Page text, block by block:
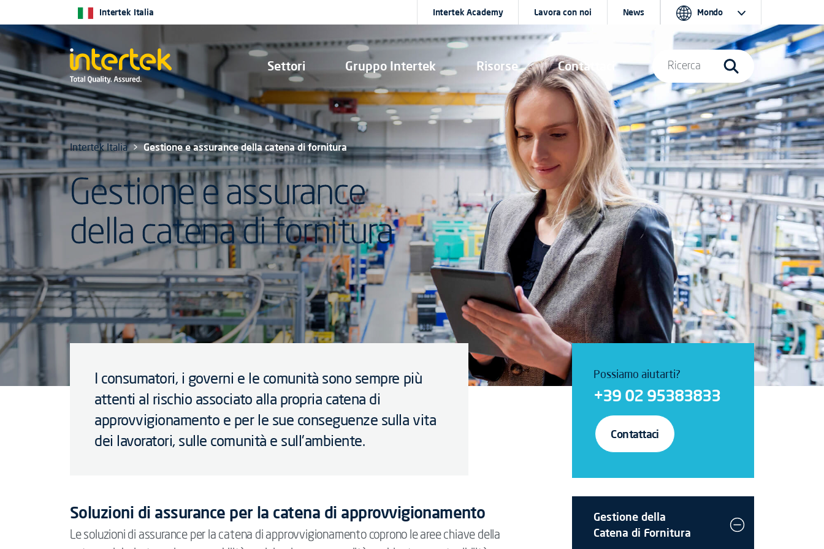
Settori Gruppo Intertek Risorse Contattaci
Intertek Italia Intertek Academy Lavora con noi News Mondo
Ricerca
Intertek Italia Gestione e assurance della catena di fornitura
Gestione e assurance
della catena di fornitura
I consumatori, i governi e le comunità sono sempre più
attenti al rischio associato alla propria catena di
approvvigionamento e per le sue conseguenze sulla vita
dei lavoratori, sulle comunità e sull'ambiente.
Soluzioni di assurance per la catena di approvvigionamento
Le soluzioni di assurance per la catena di approvvigionamento coprono le aree chiave della
Possiamo aiutarti?
+39 02 95383833
Contattaci
Gestione della
Catena di Fornitura